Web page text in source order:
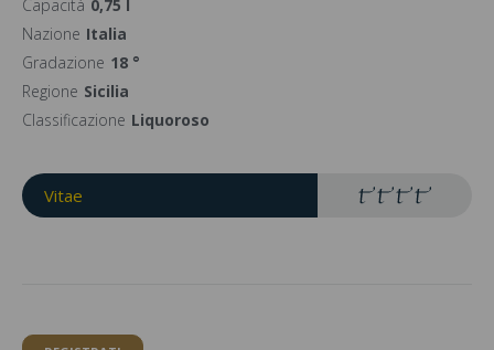
Capacità 0,75 l
Nazione Italia
Gradazione 18 °
Regione Sicilia
Classificazione Liquoroso
Vitae